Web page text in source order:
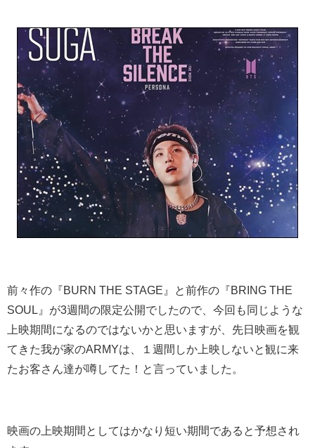
前々作の『BURN THE STAGE』と前作の『BRING THE
SOUL』が3週間の限定公開でしたので、今回も同じような
上映期間になるのではないかと思いますが、先日映画を観
てきた我が家のARMYは、１週間しか上映しないと観に来
たお客さん達が噂してた！と言っていました。
映画の上映期間としてはかなり短い期間であると予想され